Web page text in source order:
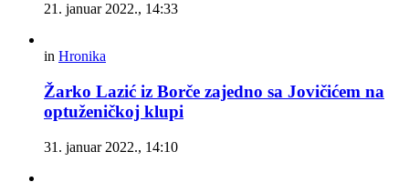
21. januar 2022., 14:33
in Hronika
Žarko Lazić iz Borče zajedno sa Jovičićem na
optuženičkoj klupi
31. januar 2022., 14:10